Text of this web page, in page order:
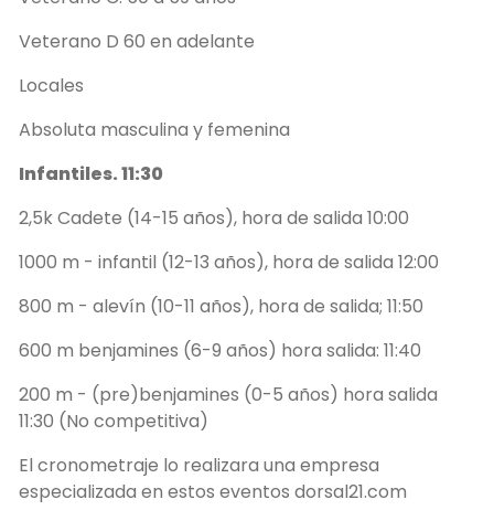
Veterano D 60 en adelante
Locales
Absoluta masculina y femenina
Infantiles. 11:30
2,5k Cadete (14-15 años), hora de salida 10:00
1000 m - infantil (12-13 años), hora de salida 12:00
800 m - alevín (10-11 años), hora de salida; 11:50
600 m benjamines (6-9 años) hora salida: 11:40
200 m - (pre)benjamines (0-5 años) hora salida
11:30 (No competitiva)
El cronometraje lo realizara una empresa
especializada en estos eventos dorsal21.com